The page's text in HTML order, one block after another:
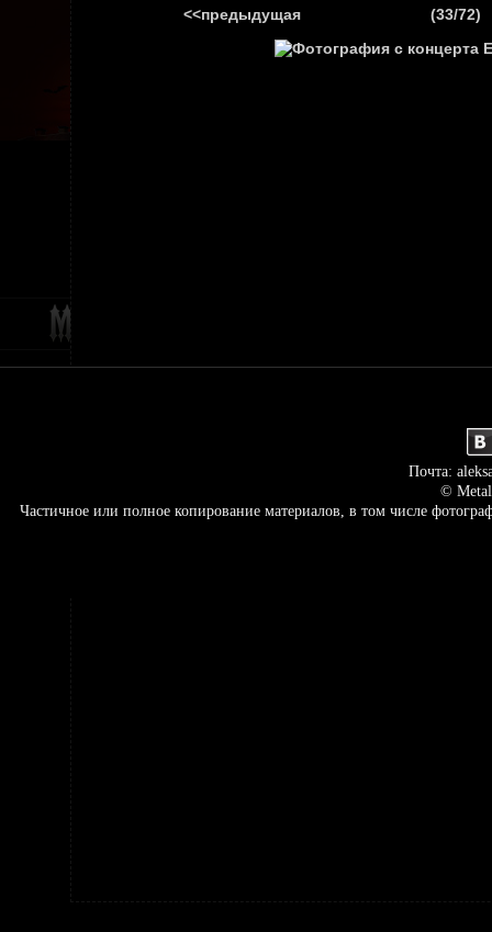
<<предыдущая (33/72)
Почта:
©
Частичное или полное копирование материалов, в том числе